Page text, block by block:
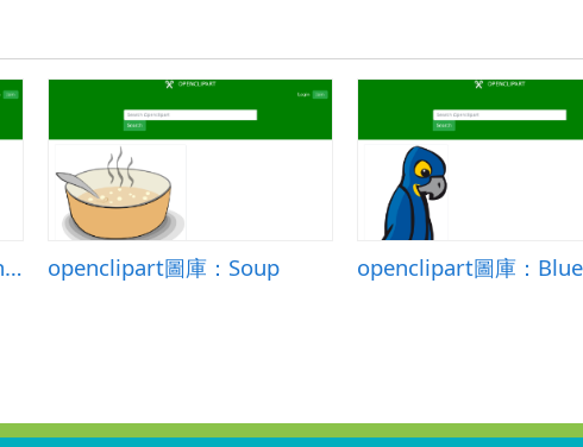
openclipart圖庫：eye with labels openclipart圖庫：Soup